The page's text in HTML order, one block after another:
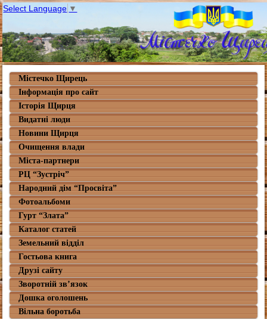
Select Language ▼
Містечко Щирець
Інформація про сайт
Історія Щирця
Видатні люди
Новини Щирця
Очищення влади
Міста-партнери
РЦ “Зустріч”
Народний дім “Просвіта”
Фотоальбоми
Гурт “Злата”
Каталог статей
Земельний відділ
Гостьова книга
Друзі сайту
Зворотній зв’язок
Дошка оголошень
Вільна боротьба